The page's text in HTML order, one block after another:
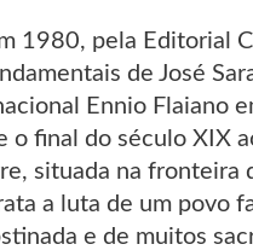
1980, pela Editorial
de José
Ennio Flaiano
final do século XIX
situada na
a luta de um povo
e de muitos